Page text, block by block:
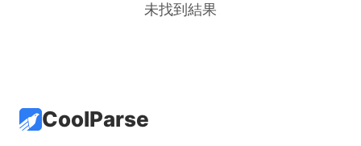
未找到結果
CoolParse